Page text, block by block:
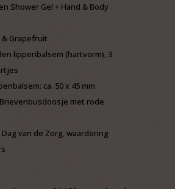
Shower Gel + Hand & Body
& Grapefruit
lippenbalsem (hartvorm), 3
ca. 50 x 45 mm
met rode
van de Zorg, waardering